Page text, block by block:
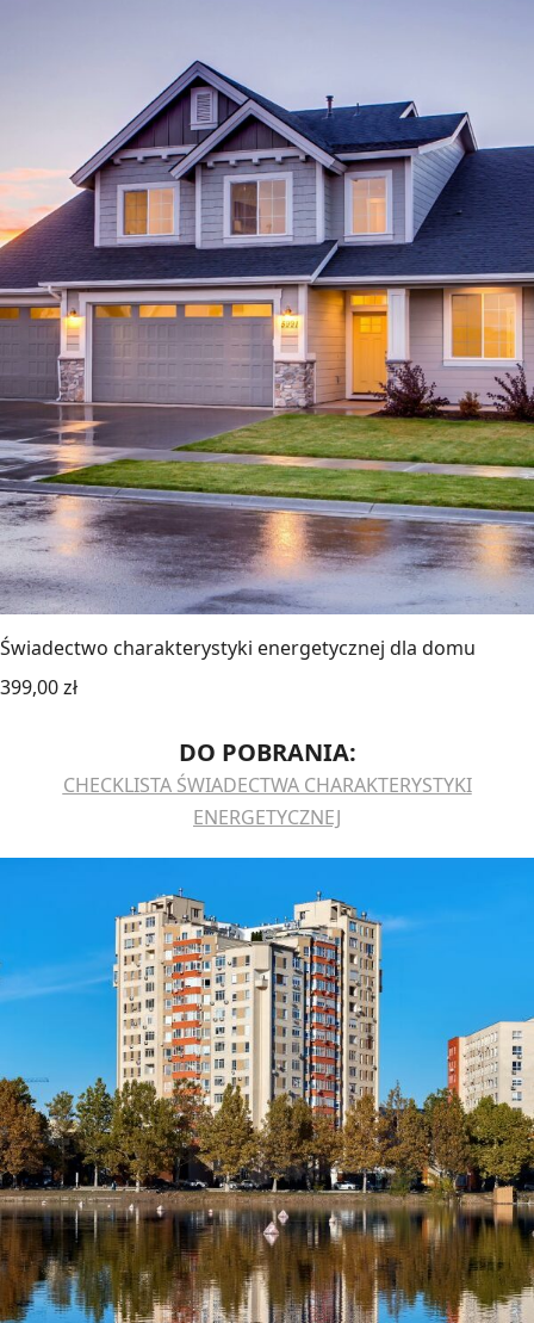
Świadectwo charakterystyki energetycznej dla domu
399,00zł
DO POBRANIA:
CHECKLISTA ŚWIADECTWA CHARAKTERYSTYKI
ENERGETYCZNEJ